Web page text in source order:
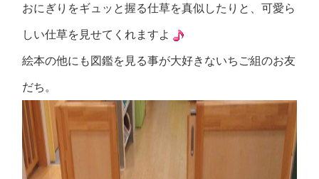
おにぎりをギュッと握る仕草を真似したりと、可愛ら
しい仕草を見せてくれますよ
絵本の他にも図鑑を見る事が大好きないちご組のお友
だち。